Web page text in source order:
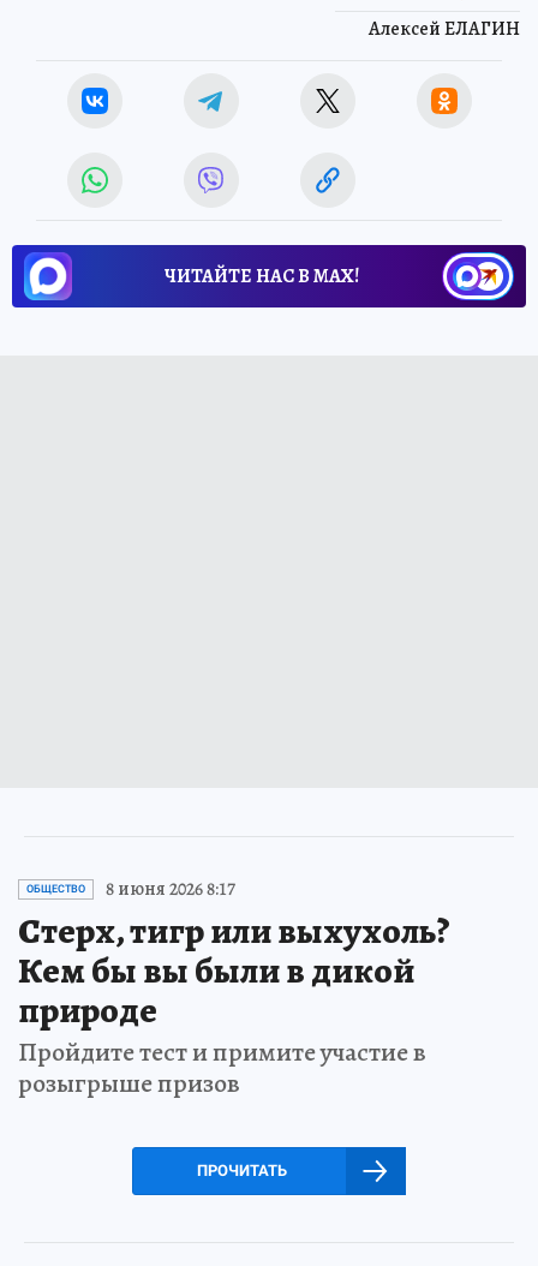
Алексей ЕЛАГИН
ЧИТАЙТЕ НАС В МАХ!
ОБЩЕСТВО 8 июня 2026 8:17
Стерх, тигр или выхухоль?
Кем бы вы были в дикой
природе
Пройдите тест и примите участие в
розыгрыше призов
ПРОЧИТАТЬ